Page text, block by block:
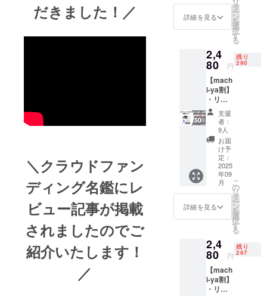
だきました！／
＼クラウドファン
ディング名鑑にレ
ビュー記事が掲載
されましたのでご
紹介いたします！
／
にて一
般販売
す。
がる可
能性も
品が発
生する
可能性
があり
ます。
ご了承
頂いた
上でご
支援頂
けます
様お願
い致し
ます。
2025年
10月頃
ンライ
ン
にて一
般販売
開始予
定で
す。
造工程
上の都
が遅れ
る場合
ます。
※皆様の
支援に
より量
産効率
が向上
した場
合、正
規販売
価格が
販売予
定価格
より下
がる可
類似商
品が発
生する
可能性
があり
ます。
・一般
販売予
定価
※リター
ンはす
べて
税・送
料込み
の金額
になり
ます。
※ご注文
状況、
使用部
材の供
給状
況、製
造工程
上の都
合等に
る場合
があり
※皆様の
支援に
より量
詳細を見る
リ
タ
ー
ン
を
選
択
す
る
2,4
80 円
残り
290
【mach
i-ya割】
・リ
ターン
内容：
3Dプリ
ントモ
デル研
磨キッ
ト ×１
セット
・一般
販売予
定価
格：
3,520円
ンはす
べて
税・送
料込み
の金額
になり
支援
者：
9人
お届
け予
定：
2025
年09
月
詳細を見る
こ
の
リ
タ
ー
ン
を
選
択
す
る
2,4
80 円
残り
267
【mach
i-ya割】
・リ